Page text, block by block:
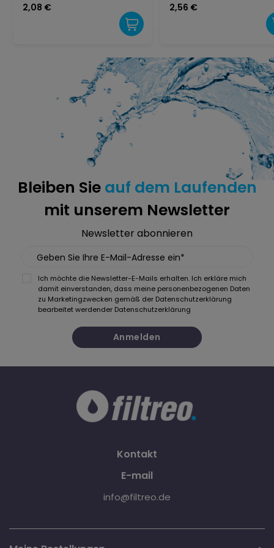
Brühgruppe, 5 g
2,08 €
Kaffeemaschinen 5g
2,56 €
Bleiben Sie auf dem Laufenden
mit unserem Newsletter
Newsletter abonnieren
Geben Sie Ihre E-Mail-Adresse ein*
Ich möchte die Newsletter-E-Mails erhalten. Ich erkläre mich
damit einverstanden, dass meine personenbezogenen Daten
zu Marketingzwecken gemäß der Datenschutzerklärung
bearbeitet werdender Datenschutzerklärung
Anmelden
Kontakt
E-mail
info@filtreo.de